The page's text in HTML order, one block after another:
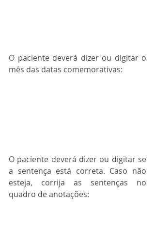
O paciente deverá dizer ou digitar o
mês das datas comemorativas:
O paciente deverá dizer ou digitar se
a sentença está correta. Caso não
esteja, corrija as sentenças no
quadro de anotações: